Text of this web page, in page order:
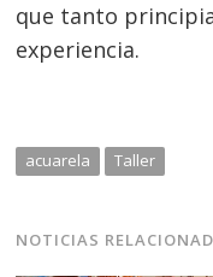
que tanto
experiencia.
acuarela Taller
NOTICIAS